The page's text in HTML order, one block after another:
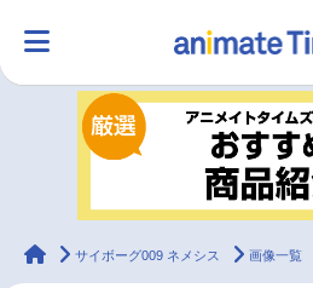
ランキング
ラジオ
animateTimes
サイボーグ009 ネメシス 画像一覧